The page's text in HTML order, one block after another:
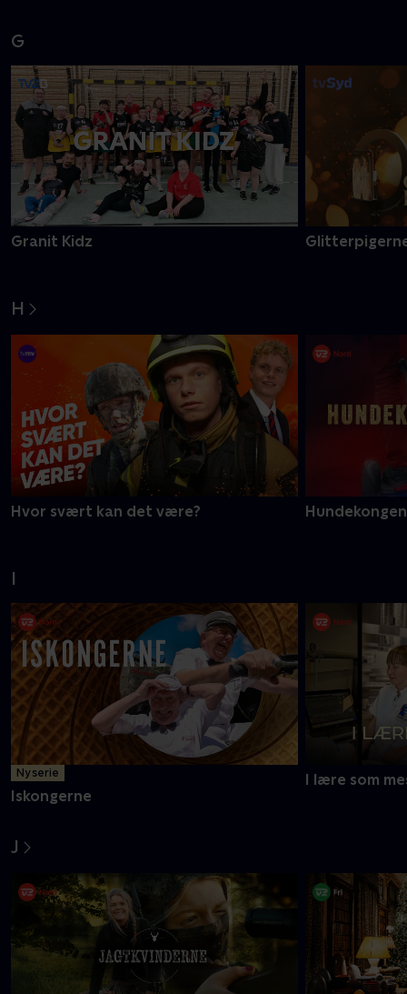
G
Granit Kidz
H
Hvor svært kan det være? Hundekongen
I
Ny serie
Iskongerne
I lære som
J